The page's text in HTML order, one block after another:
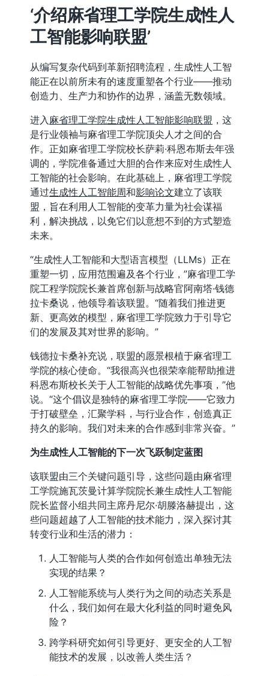
‘介绍麻省理工学院生成性人
工智能影响联盟’
从编写复杂代码到革新招聘流程，生成性人工智
能正在以前所未有的速度重塑各个行业——推动
创造力、生产力和协作的边界，涵盖无数领域。
进入 麻省理工学院生成性人工智能影响联盟 ，这
是行业领袖与麻省理工学院顶尖人才之间的合
作。正如麻省理工学院校长萨莉·科恩布斯去年强
调的，学院准备通过大胆的合作来应对生成性人
工智能的社会影响。在此基础上，麻省理工学院
通过生成性人工智能周和影响论文建立了该联
盟，旨在利用人工智能的变革力量为社会谋福
利，解决挑战，以免它们以意想不到的方式塑造
未来。
“生成性人工智能和大型语言模型（LLMs）正在
重塑一切，应用范围遍及各个行业，”麻省理工学
院工程学院院长兼首席创新与战略官阿南塔·钱德
拉卡桑说，他领导着该联盟。“随着我们推进更
新、更高效的模型，麻省理工学院致力于引导它
们的发展及其对世界的影响。”
钱德拉卡桑补充说，联盟的愿景根植于麻省理工
学院的核心使命。“我很高兴也很荣幸能帮助推进
科恩布斯校长关于人工智能的战略优先事项，”他
说。“这个倡议是独特的麻省理工学院——它致力
于打破壁垒，汇聚学科，与行业合作，创造真正
持久的影响。我们对未来的合作感到非常兴奋。”
为生成性人工智能的下一次飞跃制定蓝图
该联盟由三个关键问题引导，这些问题由麻省理
工学院施瓦茨曼计算学院院长兼生成性人工智能
院长监督小组共同主席丹尼尔·胡滕洛赫提出，这
些问题超越了人工智能的技术能力，深入探讨其
转变行业和生活的潜力：
人工智能与人类的合作如何创造出单独无法
实现的结果？
人工智能系统与人类行为之间的动态关系是
什么，我们如何在最大化利益的同时避免风
险？
跨学科研究如何引导更好、更安全的人工智
能技术的发展，以改善人类生活？